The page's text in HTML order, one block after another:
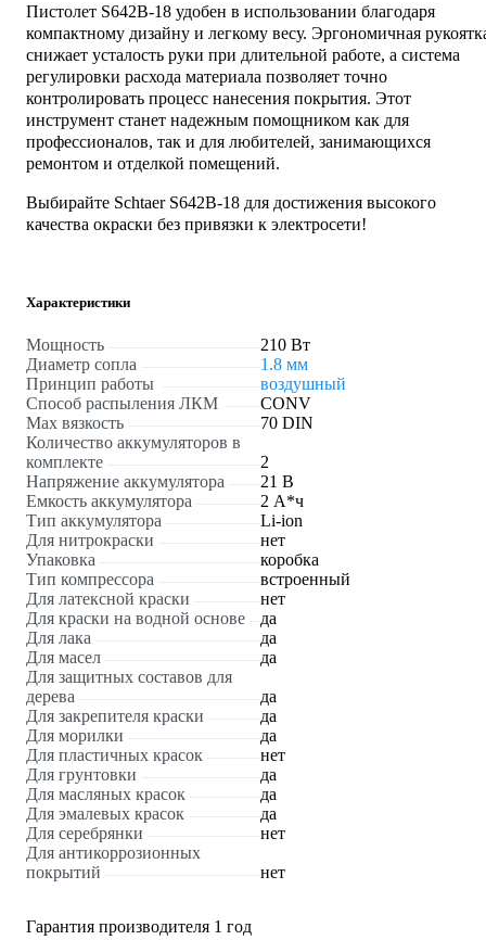
Пистолет S642B-18 удобен в использовании благодаря
компактному дизайну и легкому весу. Эргономичная
снижает усталость руки при длительной работе, а система
регулировки расхода материала позволяет точно
контролировать процесс нанесения покрытия. Этот
инструмент станет надежным помощником как для
профессионалов, так и для любителей, занимающихся
ремонтом и отделкой помещений.
Выбирайте Schtaer S642B-18 для достижения высокого
качества окраски без привязки к электросети!
Характеристики
Мощность
210 Вт
Диаметр сопла
1.8 мм
Принцип работы
воздушный
Способ распыления ЛКМ
CONV
Max вязкость
70 DIN
Количество аккумуляторов в
комплекте
2
Напряжение аккумулятора
21 В
Емкость аккумулятора
2 А*ч
Тип аккумулятора
Li-ion
Для нитрокраски
нет
Упаковка
коробка
Тип компрессора
встроенный
Для латексной краски
нет
Для краски на водной основе
да
Для лака
да
Для масел
да
Для защитных составов для
дерева
да
Для закрепителя краски
да
Для морилки
да
Для пластичных красок
нет
Для грунтовки
да
Для масляных красок
да
Для эмалевых красок
да
Для серебрянки
нет
Для антикоррозионных
покрытий
нет
Гарантия производителя 1 год